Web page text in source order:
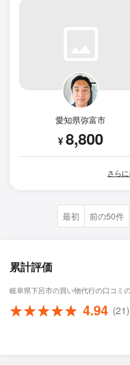
愛知県弥富市
¥8,800
さら
最初 前の50件
累計評価
岐阜県下呂市の買い物代行の口コミ
4.94 (21)